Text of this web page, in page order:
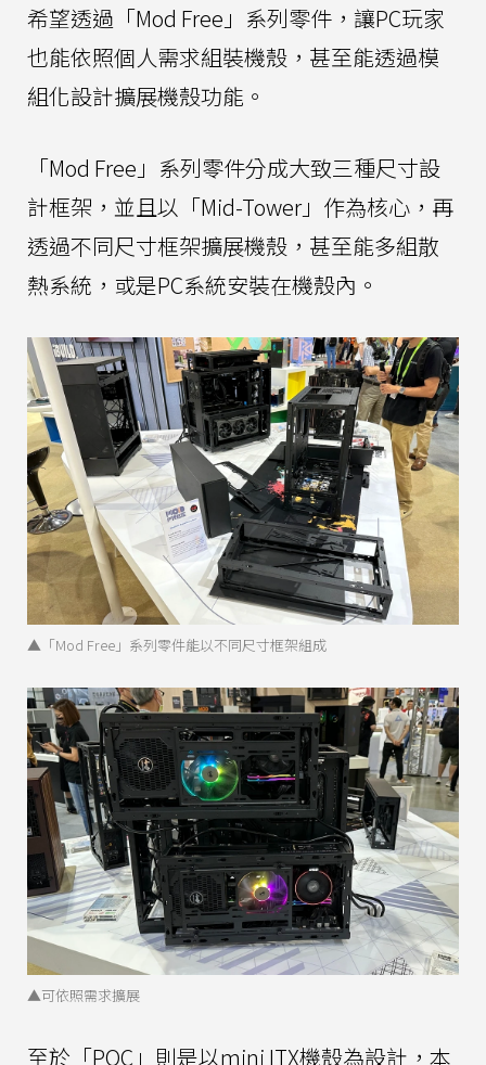
希望透過「Mod Free」系列零件，讓PC玩家
也能依照個人需求組裝機殼，甚至能透過模
組化設計擴展機殼功能。
「Mod Free」系列零件分成大致三種尺寸設
計框架，並且以「Mid-Tower」作為核心，再
透過不同尺寸框架擴展機殼，甚至能多組散
熱系統，或是PC系統安裝在機殼內。
▲「Mod Free」系列零件能以不同尺寸框架組成
▲可依照需求擴展
至於「POC」則是以mini ITX機殼為設計，本